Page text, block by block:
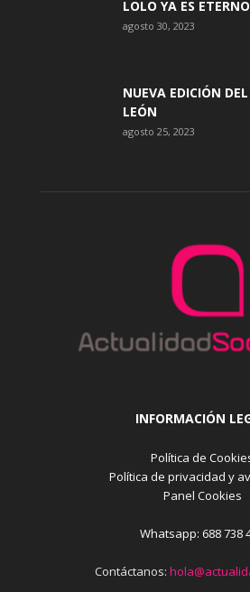
LOLO YA ES
agosto 30, 2023
NUEVA EDICIÓN
LEÓN
agosto 25, 2023
INFORMACIÓN
Política de
Política de privacidad y
Panel Cookies
Whatsapp: 688 738
Contáctanos: